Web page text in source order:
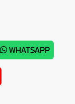
WHATSAPP